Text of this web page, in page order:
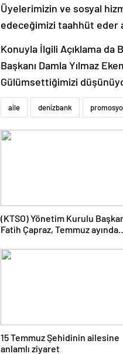
Üyelerimizin ve sosyal
edeceğimizi taahhüt eder
Konuyla İlgili Açıklama da
Başkanı Damla Yılmaz
Gülümsettiğimizi
aile denizbank
(KTSO) Yönetim Kurulu
Fatih Çapraz, Temmuz ayında
değerlendirdi.
15 Temmuz Şehidinin ailesine
anlamlı ziyaret